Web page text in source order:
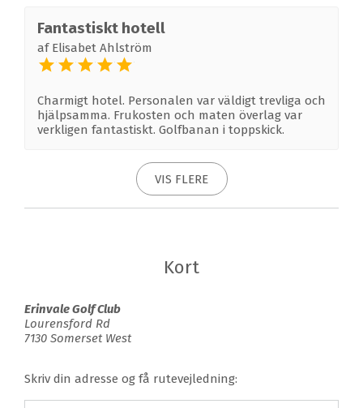
Fantastiskt hotell
af Elisabet Ahlström
Charmigt hotel. Personalen var väldigt trevliga och
hjälpsamma. Frukosten och maten överlag var
verkligen fantastiskt. Golfbanan i toppskick.
VIS FLERE
Kort
Erinvale Golf Club
Lourensford Rd
7130 Somerset West
Skriv din adresse og få rutevejledning: